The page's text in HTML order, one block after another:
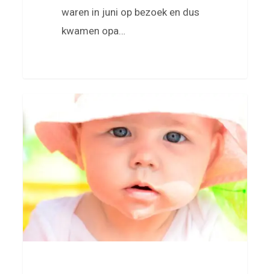
waren in juni op bezoek en dus
kwamen opa…
vakantie